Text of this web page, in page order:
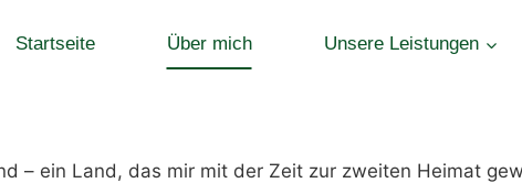
Startseite Über mich Unsere Leistungen
– ein Land, das mir mit der Zeit zur zweiten Heimat